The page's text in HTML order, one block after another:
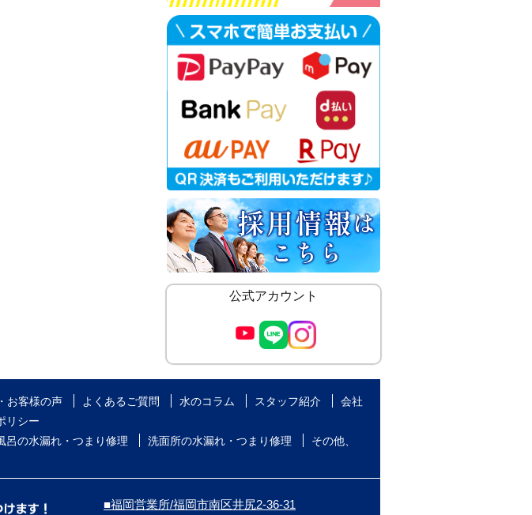
公式アカウント
お客様の声 よくあるご質問 水のコラム スタッフ紹介
会社
リシー
呂の水漏れ・つまり修理 洗面所の水漏れ・つまり修理
その他、
■福岡営業所/福岡市南区井尻2-36-31